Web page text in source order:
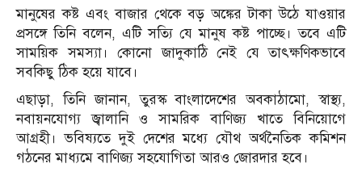
মানুষের কষ্ট এবং বাজার থেকে বড় অঙ্কের টাকা উঠে যাওয়ার
প্রসঙ্গে তিনি বলেন, এটি সত্যি যে মানুষ কষ্ট পাচ্ছে। তবে এটি
সাময়িক সমস্যা। কোনো জাদুকাঠি নেই যে তাৎক্ষণিকভাবে
সবকিছু ঠিক হয়ে যাবে।
এছাড়া, তিনি জানান, তুরস্ক বাংলাদেশের অবকাঠামো, স্বাস্থ্য,
নবায়নযোগ্য জ্বালানি ও সামরিক বাণিজ্য খাতে বিনিয়োগে
আগ্রহী। ভবিষ্যতে দুই দেশের মধ্যে যৌথ অর্থনৈতিক কমিশন
গঠনের মাধ্যমে বাণিজ্য সহযোগিতা আরও জোরদার হবে।